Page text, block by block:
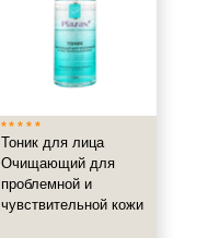
Тоник для лица
Очищающий для
проблемной и
чувствительной кожи